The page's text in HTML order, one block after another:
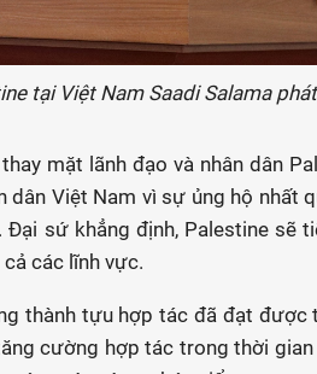
tại Việt Nam Saadi Salama
mặt lãnh đạo và nhân dân
dân Việt Nam vì sự ủng hộ nhất
Đại sứ khẳng định, Palestine sẽ
các lĩnh vực.
thành tựu hợp tác đã đạt được
cường hợp tác trong thời